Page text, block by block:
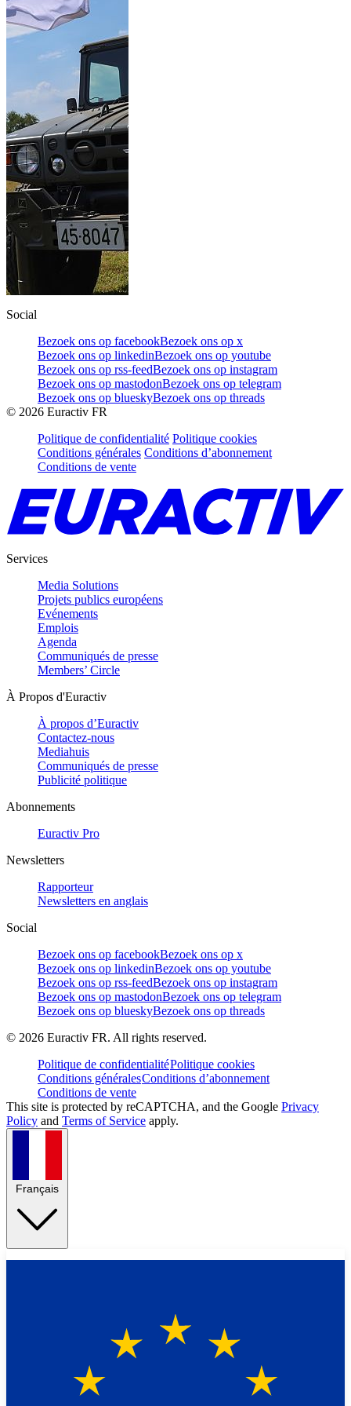
Social
Bezoek ons op facebookBezoek ons op x
Bezoek ons op linkedinBezoek ons op youtube
Bezoek ons op rss-feedBezoek ons op instagram
Bezoek ons op mastodonBezoek ons op telegram
Bezoek ons op blueskyBezoek ons op threads
© 2026 Euractiv FR
Politique de confidentialité Politique cookies
Conditions générales Conditions d’abonnement
Conditions de vente
Services
Media Solutions
Projets publics européens
Evénements
Emplois
Agenda
Communiqués de presse
Members’ Circle
À Propos d'Euractiv
À propos d’Euractiv
Contactez-nous
Mediahuis
Communiqués de presse
Publicité politique
Abonnements
Euractiv Pro
Newsletters
Rapporteur
Newsletters en anglais
Social
Bezoek ons op facebookBezoek ons op x
Bezoek ons op linkedinBezoek ons op youtube
Bezoek ons op rss-feedBezoek ons op instagram
Bezoek ons op mastodonBezoek ons op telegram
Bezoek ons op blueskyBezoek ons op threads
© 2026 Euractiv FR. All rights reserved.
Politique de confidentialitéPolitique cookies
Conditions généralesConditions d’abonnement
Conditions de vente
This site is protected by reCAPTCHA, and the Google Privacy
Policy and Terms of Service apply.
Français